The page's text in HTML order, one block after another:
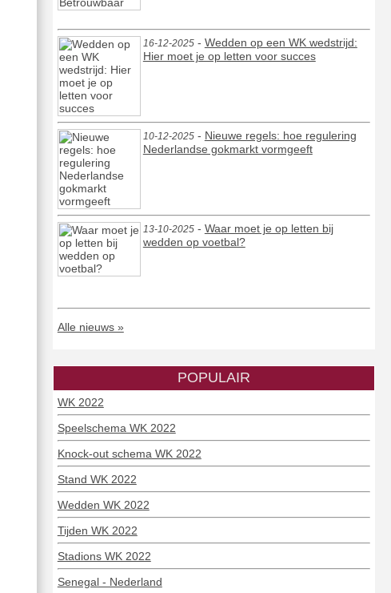
16-12-2025- Wedden op een WK wedstrijd:
Hier moet je op letten voor succes
10-12-2025- Nieuwe regels: hoe regulering
Nederlandse gokmarkt vormgeeft
13-10-2025- Waar moet je op letten bij
wedden op voetbal?
Alle nieuws »
POPULAIR
WK 2022
Speelschema WK 2022
Knock-out schema WK 2022
Stand WK 2022
Wedden WK 2022
Tijden WK 2022
Stadions WK 2022
Senegal - Nederland